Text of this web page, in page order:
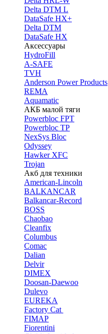
Delta DTM L
DataSafe HX+
Delta DTM
DataSafe HX
Аксессуары
HydroFill
A-SAFE
TVH
Anderson Power Products
REMA
Aquamatic
АКБ малой тяги
Powerbloc FPT
Powerbloc TP
NexSys Bloc
Odyssey
Hawker XFC
Trojan
Акб для техники
American-Lincoln
BALKANCAR
Balkancar-Record
BOSS
Chaobao
Cleanfix
Columbus
Comac
Dalian
Delvir
DIMEX
Doosan-Daewoo
Dulevo
EUREKA
Factory Cat
FIMAP
Fiorentini